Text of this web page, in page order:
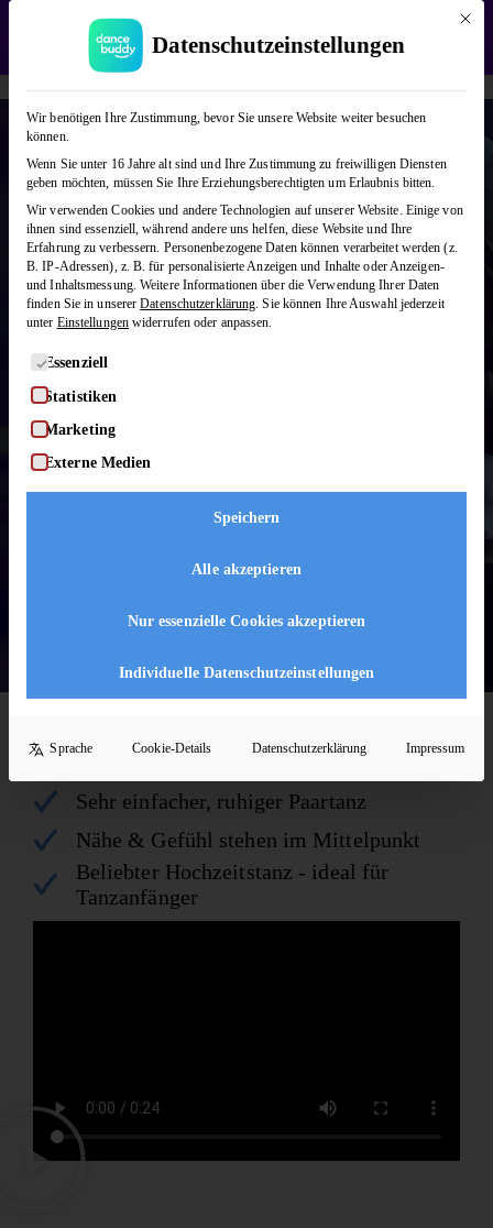
WEDDING SEASON SALE:
Hochzeitstanzkurse!Verwerfen
Blues
Blues ist ein ruhiger, sehr einfacher
Paartanz, der von Nähe, Gefühl und
entspannten Bewegungen lebt. Getanzt zu
langsamer, oft romantischer Musik, steht
natürlichen Bewegungsfluss. Bei
dancebuddy lernt ihr Blues online mit
verständlichen Video-Tutorials, die euch
Schritt für Schritt ins Tanzen bringen.
KURSE ENTDECKEN
Sehr einfacher, ruhiger Paartanz
Nähe & Gefühl stehen im Mittelpunkt
Beliebter Hochzeitstanz - ideal für
Tanzanfänger
Mit
Datenschutzeinstellungen
Wir benötigen Ihre Zustimmung, bevor Sie unsere Website weiter besuchen
können.
Wenn Sie unter 16 Jahre alt sind und Ihre Zustimmung zu freiwilligen Diensten
geben möchten, müssen Sie Ihre Erziehungsberechtigten um Erlaubnis bitten.
Wir verwenden Cookies und andere Technologien auf unserer Website. Einige von
ihnen sind essenziell, während andere uns helfen, diese Website und Ihre
Erfahrung zu verbessern. Personenbezogene Daten können verarbeitet werden (z.
B. IP-Adressen), z. B. für personalisierte Anzeigen und Inhalte oder Anzeigen-
und Inhaltsmessung. Weitere Informationen über die Verwendung Ihrer Daten
finden Sie in unsererDatenschutzerklärung. Sie können Ihre Auswahl jederzeit
unter Einstellungenwiderrufen oder anpassen.
Es folgt eine Liste der Service-Gruppen, für die eine
Essenziell
Statistiken
Marketing
Externe Medien
Speichern
Alle akzeptieren
Nur essenzielle Cookies akzeptieren
Individuelle Datenschutzeinstellungen
Sprache Cookie-Details Datenschutzerklärung Impressum